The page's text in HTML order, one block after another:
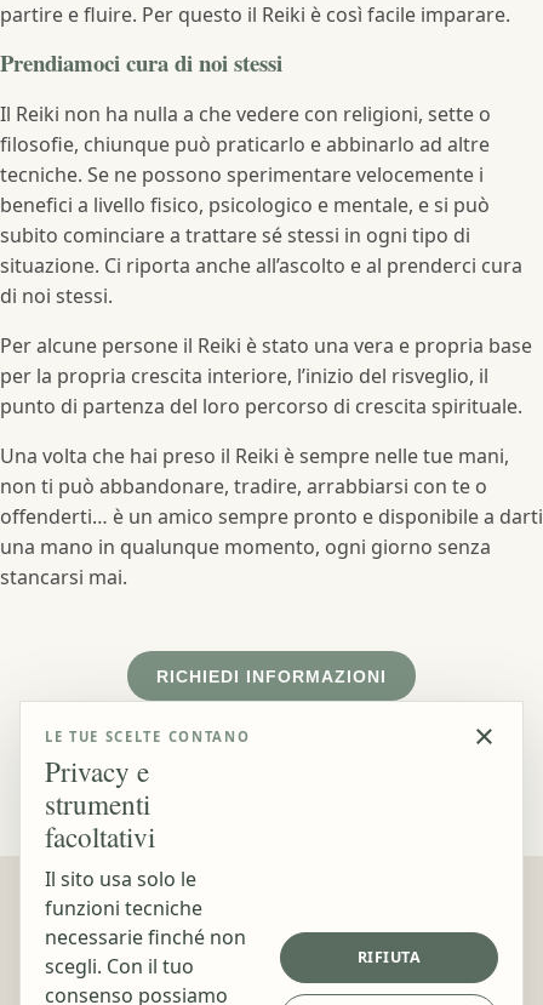
×
LE TUE SCELTE CONTANO
Privacy e
strumenti
facoltativi
Il sito usa solo le
funzioni tecniche
necessarie finché non
scegli. Con il tuo
consenso possiamo
RIFIUTA
partire e fluire. Per questo il Reiki è così facile imparare.
Prendiamoci cura di noi stessi
Il Reiki non ha nulla a che vedere con religioni, sette o
filosofie, chiunque può praticarlo e abbinarlo ad altre
tecniche. Se ne possono sperimentare velocemente i
benefici a livello fisico, psicologico e mentale, e si può
subito cominciare a trattare sé stessi in ogni tipo di
situazione. Ci riporta anche all’ascolto e al prenderci cura
di noi stessi.
Per alcune persone il Reiki è stato una vera e propria base
per la propria crescita interiore, l’inizio del risveglio, il
punto di partenza del loro percorso di crescita spirituale.
Una volta che hai preso il Reiki è sempre nelle tue mani,
non ti può abbandonare, tradire, arrabbiarsi con te o
offenderti… è un amico sempre pronto e disponibile a darti
una mano in qualunque momento, ogni giorno senza
stancarsi mai.
RICHIEDI INFORMAZIONI
Contatti
📍 Viale Stazione, 13
Orari
Lunedì -
Venerdì